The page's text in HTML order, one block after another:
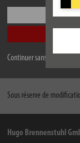
Continuer sans accepter
Caractéristiques
Sous réserve de
Hugo Brennenstuhl